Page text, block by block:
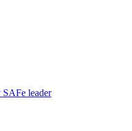
SAFe leader